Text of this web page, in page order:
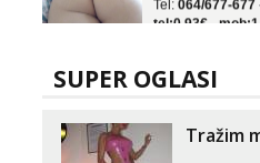
tel:0,93€ -
Čekam tvoj poziv!
tel:0,93€ -
SUPER OGLASI
Tražim